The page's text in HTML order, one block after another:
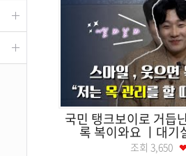
국민 탱크보이로 거듭
록 복이와요 ㅣ대기
조회 3,650